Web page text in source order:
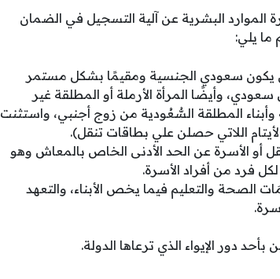
الموارد البشرية عن آلية التسجيل في الضمان
ما يلي:
سعودي الجنسية ومقيمًا بشكل مستمر
وأيضًا المرأة الأرملة أو المطلقة غير
وأبناء المطلقة السُّعُودية من زوج أجنبي، واستثنت
الأيتام اللاتي حصلن علي بطاقات تنقل).
أو الأسرة عن الحد الأدنى الخاص بالمعاش وهو
الصحة والتعليم فيما يخص الأبناء، والتعهد
دور الإيواء الذي ترعاها الدولة.